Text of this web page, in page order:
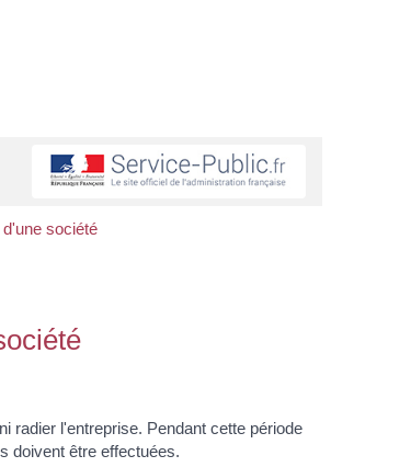
société
radier l'entreprise. Pendant cette période
doivent être effectuées.